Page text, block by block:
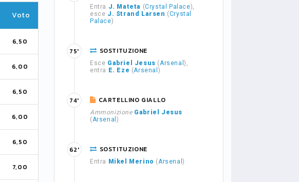
Voto
6,50
6,00
6,50
6,00
6,50
7,00
Entra J. Mateta (Crystal Palace),
esce J. Strand Larsen (Crystal
Palace)
SOSTITUZIONE
Esce Gabriel Jesus (Arsenal),
entra
E. Eze (Arsenal )
75'
CARTELLINO GIALLO
Ammonizione Gabriel Jesus
(Arsenal )
74'
SOSTITUZIONE
Entra Mikel Merino (Arsenal)
62'